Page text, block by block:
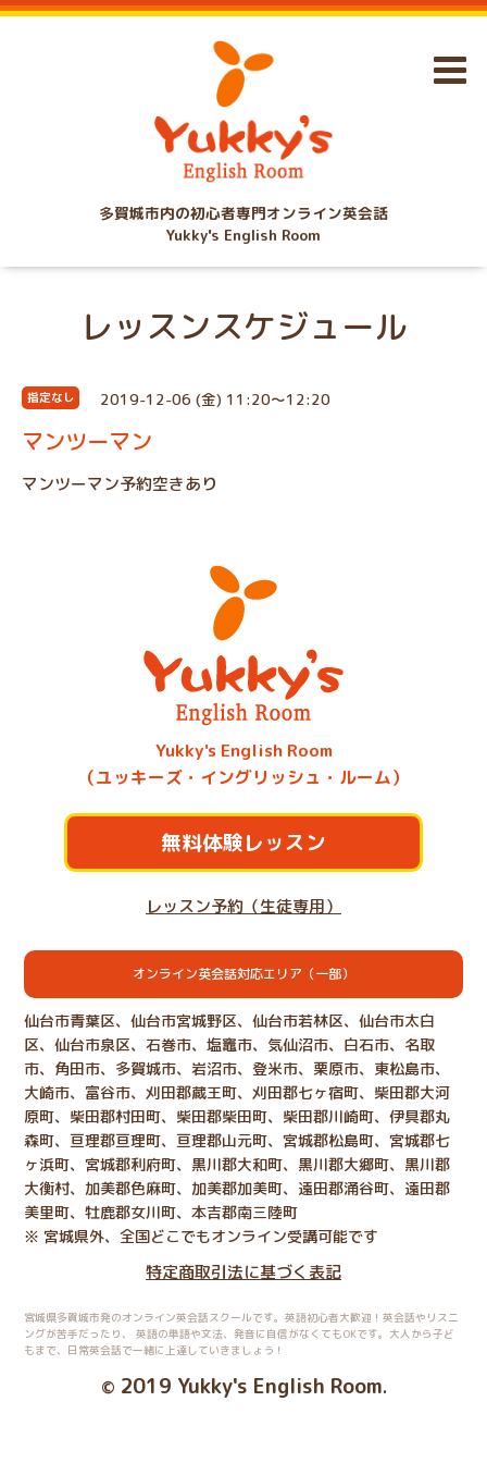
多賀城市内の初心者専門オンライン英会話
Yukky's English Room
レッスンスケジュール
指定なし 2019-12-06 (金) 11:20～12:20
マンツーマン
マンツーマン予約空きあり
Yukky's English Room
（ユッキーズ・イングリッシュ・ルーム）
無料体験レッスン
レッスン予約（生徒専用）
オンライン英会話対応エリア（一部）
仙台市青葉区、仙台市宮城野区、仙台市若林区、仙台市太白
区、仙台市泉区、石巻市、塩竈市、気仙沼市、白石市、名取
市、角田市、多賀城市、岩沼市、登米市、栗原市、東松島市、
大崎市、富谷市、刈田郡蔵王町、刈田郡七ヶ宿町、柴田郡大河
原町、柴田郡村田町、柴田郡柴田町、柴田郡川崎町、伊具郡丸
森町、亘理郡亘理町、亘理郡山元町、宮城郡松島町、宮城郡七
ヶ浜町、宮城郡利府町、黒川郡大和町、黒川郡大郷町、黒川郡
大衡村、加美郡色麻町、加美郡加美町、遠田郡涌谷町、遠田郡
美里町、牡鹿郡女川町、本吉郡南三陸町
※ 宮城県外、全国どこでもオンライン受講可能です
特定商取引法に基づく表記
宮城県多賀城市発のオンライン英会話スクールです。英語初心者大歓迎！英会話やリスニ
ングが苦手だったり、
英語の単語や文法、発音に自信がなくてもOKです。大人から子ど
もまで、日常英会話で一緒に上達していきましょう！
© 2019 Yukky's English Room.